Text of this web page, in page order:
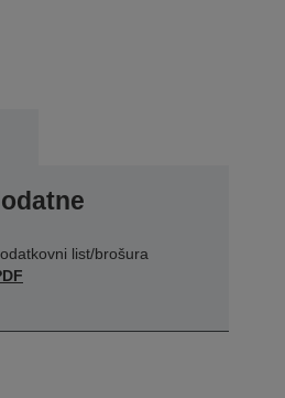
list/brošura